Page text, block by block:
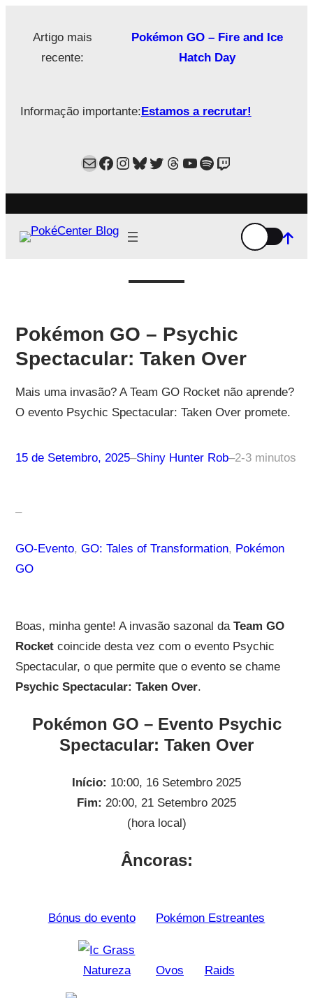
Artigo mais
recente:
Pokémon GO – Fire and Ice
Hatch Day
Informação importante:Estamos a recrutar!
MailFacebook
Instagram
Bluesky
Twitter
Estamos no Threads!
YouTube
Spotify
Twitch
Pokémon GO – Psychic
Spectacular: Taken Over
Mais uma invasão? A Team GO Rocket não aprende?
O evento Psychic Spectacular: Taken Over promete.
15 de Setembro, 2025–Shiny Hunter Rob–2-3 minutos
–
GO-Evento, GO: Tales of Transformation, Pokémon
GO
Boas, minha gente! A invasão sazonal da Team GO
Rocketcoincide desta vez com o evento Psychic
Spectacular, o que permite que o evento se chame
Psychic Spectacular: Taken Over.
Pokémon GO – Evento Psychic
Spectacular: Taken Over
Início: 10:00, 16 Setembro 2025
Fim: 20:00, 21 Setembro 2025
(hora local)
Âncoras:
Bónus do evento Pokémon Estreantes
Natureza Ovos Raids